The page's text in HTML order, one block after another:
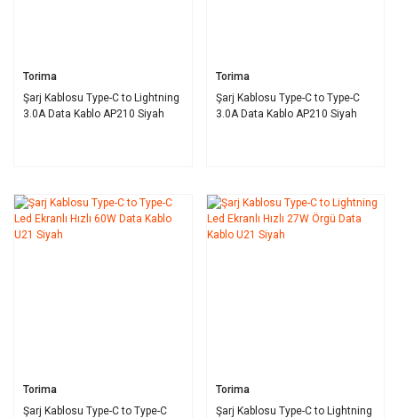
Torima
Şarj Kablosu Type-C to Lightning
3.0A Data Kablo AP210 Siyah
Torima
Şarj Kablosu Type-C to Type-C
3.0A Data Kablo AP210 Siyah
Torima
Şarj Kablosu Type-C to Type-C
Torima
Şarj Kablosu Type-C to Lightning